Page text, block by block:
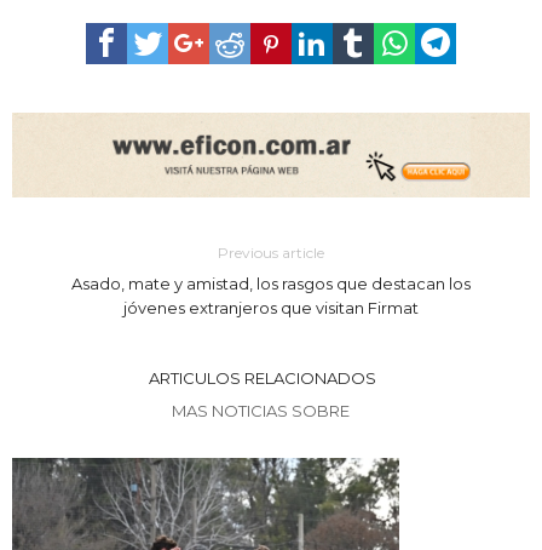
Previous article
Asado, mate y amistad, los rasgos que destacan los
jóvenes extranjeros que visitan Firmat
ARTICULOS RELACIONADOS
MAS NOTICIAS SOBRE